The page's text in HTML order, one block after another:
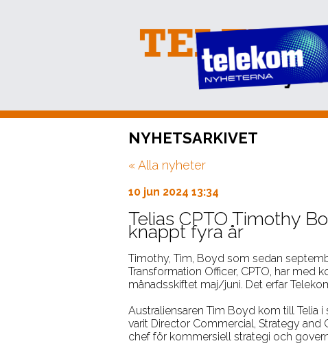
PRENUMERERA
EVENT
NÄTVERKSTRÄFFAR
ARKIV
OM OSS
KONTAKT
NYHETSARKIVET
« Alla nyheter
10 jun 2024 13:34
Telias CPTO Timothy
knappt fyra år
Timothy, Tim, Boyd som sedan
Transformation Officer, CPTO, har med
månadsskiftet maj/juni. Det erfar
Australiensaren Tim Boyd kom till Telia
varit Director Commercial, Strategy and
chef för kommersiell strategi och